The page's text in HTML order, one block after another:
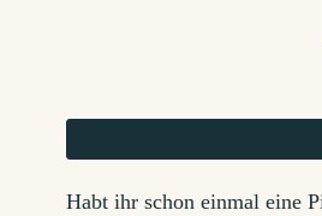
Habt ihr schon einmal eine